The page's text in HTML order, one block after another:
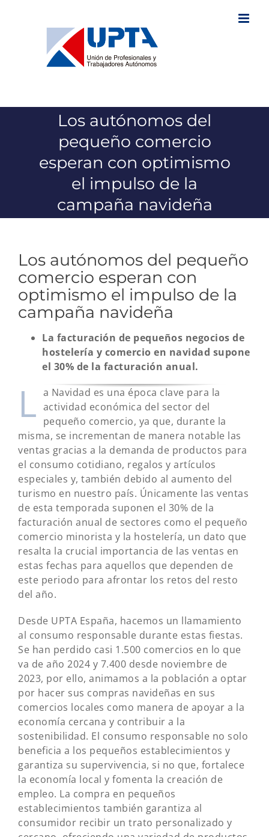
Los autónomos del
pequeño comercio
esperan con optimismo
el impulso de la
campaña navideña
Los autónomos del pequeño
comercio esperan con
optimismo el impulso de la
campaña navideña
La facturación de pequeños negocios de
hostelería y comercio en navidad supone
el 30% de la facturación anual.
L a Navidad es una época clave para la
actividad económica del sector del
pequeño comercio, ya que, durante la
misma, se incrementan de manera notable las
ventas gracias a la demanda de productos para
el consumo cotidiano, regalos y artículos
especiales y, también debido al aumento del
turismo en nuestro país. Únicamente las ventas
de esta temporada suponen el 30% de la
facturación anual de sectores como el pequeño
comercio minorista y la hostelería, un dato que
resalta la crucial importancia de las ventas en
estas fechas para aquellos que dependen de
este periodo para afrontar los retos del resto
del año.
Desde UPTA España, hacemos un llamamiento
al consumo responsable durante estas fiestas.
Se han perdido casi 1.500 comercios en lo que
va de año 2024 y 7.400 desde noviembre de
2023, por ello, animamos a la población a optar
por hacer sus compras navideñas en sus
comercios locales como manera de apoyar a la
economía cercana y contribuir a la
sostenibilidad. El consumo responsable no solo
beneficia a los pequeños establecimientos y
garantiza su supervivencia, si no que, fortalece
la economía local y fomenta la creación de
empleo. La compra en pequeños
establecimientos también garantiza al
consumidor recibir un trato personalizado y